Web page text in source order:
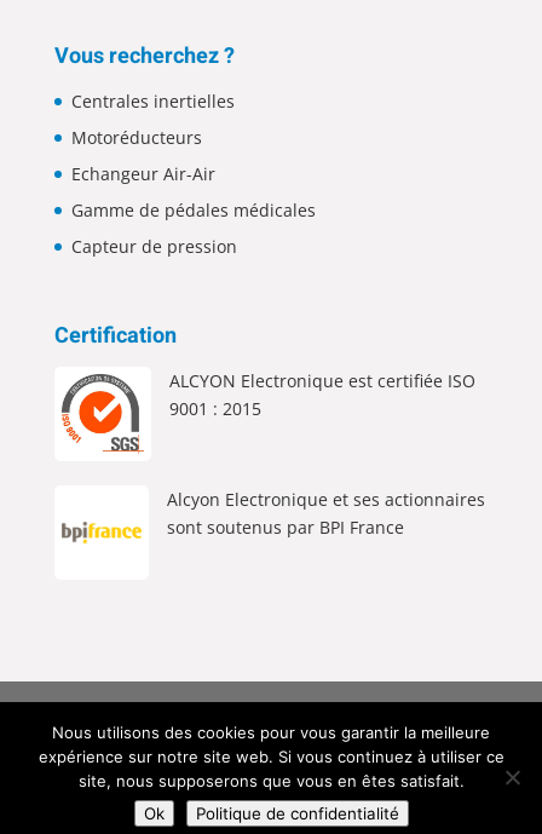
Vous recherchez ?
Centrales inertielles
Motoréducteurs
Echangeur Air-Air
Gamme de pédales médicales
Capteur de pression
Certification
ALCYON Electronique est certifiée ISO
9001 : 2015
Alcyon Electronique et ses actionnaires
sont soutenus par BPI France
Alcyon Electronique © 2026 Tous Droits Réservés |
Mentions Légales| Politique de Confidentialité|
Création du site web
Nous utilisons des cookies pour vous garantir la meilleure
expérience sur notre site web. Si vous continuez à utiliser ce
site, nous supposerons que vous en êtes satisfait.
Ok
Politique de confidentialité